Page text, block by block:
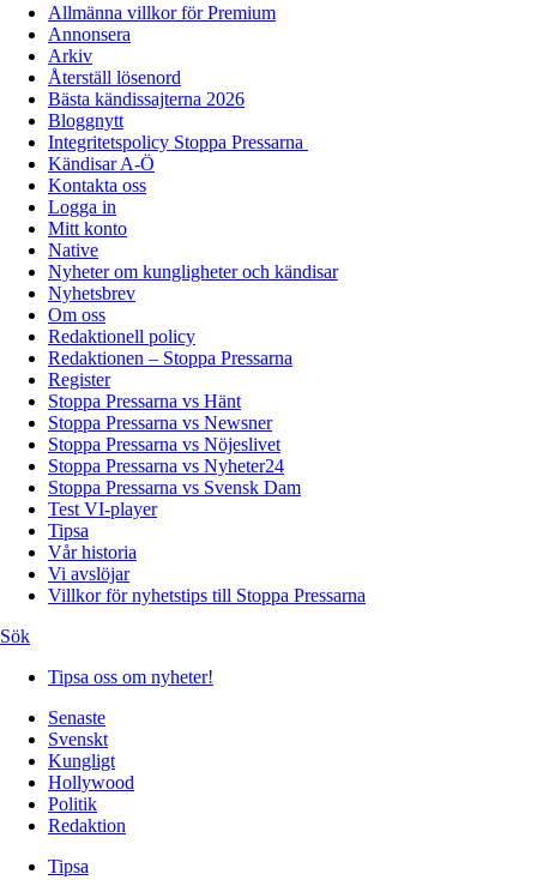
Allmänna villkor för Premium
Annonsera
Arkiv
Återställ lösenord
Bästa kändissajterna 2026
Bloggnytt
Integritetspolicy Stoppa Pressarna
Kändisar A-Ö
Kontakta oss
Logga in
Mitt konto
Native
Nyheter om kungligheter och kändisar
Nyhetsbrev
Om oss
Redaktionell policy
Redaktionen – Stoppa Pressarna
Register
Stoppa Pressarna vs Hänt
Stoppa Pressarna vs Newsner
Stoppa Pressarna vs Nöjeslivet
Stoppa Pressarna vs Nyheter24
Stoppa Pressarna vs Svensk Dam
Test VI-player
Tipsa
Vår historia
Vi avslöjar
Villkor för nyhetstips till Stoppa Pressarna
Sök
Tipsa oss om nyheter!
Senaste
Svenskt
Kungligt
Hollywood
Politik
Redaktion
Tipsa